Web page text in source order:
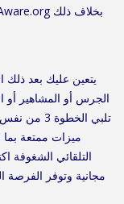
يتعين عليك بعد ذلك
الجرس أو المشاهير أو
تلبي
ميزات ممتعة
التلقائي الشغوفة
مجانية وتوفر